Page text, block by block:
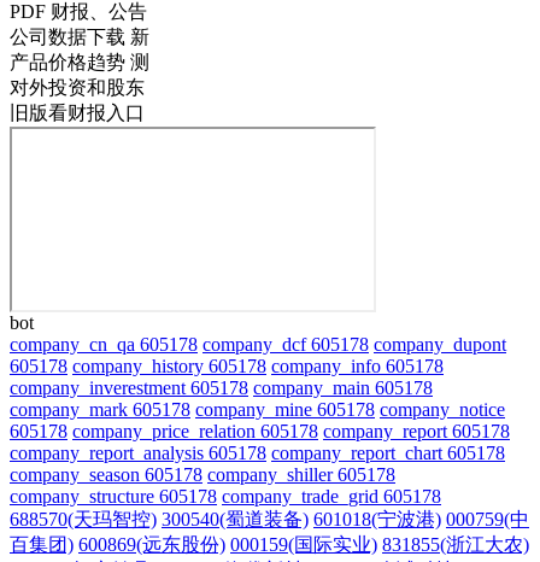
PDF 财报、公告
公司数据下载 新
产品价格趋势 测
对外投资和股东
旧版看财报入口
bot
company_cn_qa 605178 company_dcf 605178 company_dupont
605178 company_history 605178 company_info 605178
company_inverestment 605178 company_main 605178
company_mark 605178 company_mine 605178 company_notice
605178 company_price_relation 605178 company_report 605178
company_report_analysis 605178 company_report_chart 605178
company_season 605178 company_shiller 605178
company_structure 605178 company_trade_grid 605178
688570(天玛智控) 300540(蜀道装备) 601018(宁波港) 000759(中
百集团) 600869(远东股份) 000159(国际实业) 831855(浙江大农)